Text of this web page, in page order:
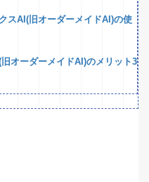
スAI(旧オーダーメイドAI)の使
オーダーメイドAI)のメリット3